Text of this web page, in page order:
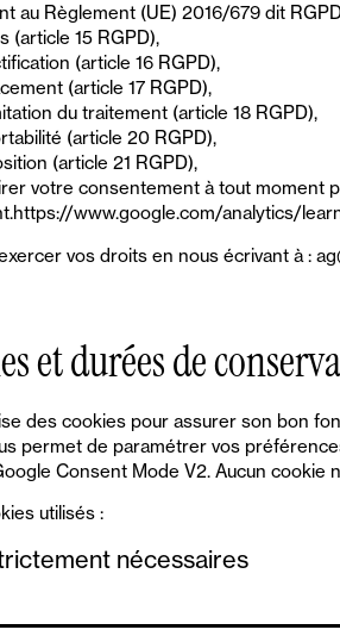
au Règlement (UE) 2016/679 dit
(article 15 RGPD),
(article 16 RGPD),
(article 17 RGPD),
du traitement (article 18 RGPD),
(article 20 RGPD),
(article 21 RGPD),
votre consentement à tout moment
www.google.com/analytics/
vos droits en nous écrivant à :
et durées de
des cookies pour assurer son bon
permet de paramétrer vos
Consent Mode V2. Aucun cookie
utilisés :
nécessaires